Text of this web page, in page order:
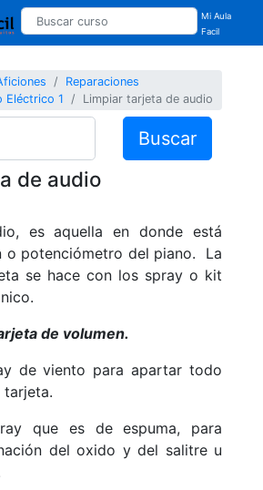
Mi Aula
Facil
Reparaciones
Eléctrico 1
Limpiar tarjeta de audio
Buscar
de audio
es aquella en donde está
o potenciómetro del piano. La
se hace con los spray o kit
de volumen.
de viento para apartar todo
que es de espuma, para
del oxido y del salitre u